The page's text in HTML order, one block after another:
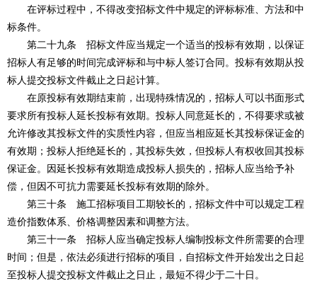
在评标过程中，不得改变招标文件中规定的评标标准、方法和中
标条件。
第二十九条 招标文件应当规定一个适当的投标有效期，以保证
招标人有足够的时间完成评标和与中标人签订合同。投标有效期从投
标人提交投标文件截止之日起计算。
在原投标有效期结束前，出现特殊情况的，招标人可以书面形式
要求所有投标人延长投标有效期。投标人同意延长的，不得要求或被
允许修改其投标文件的实质性内容，但应当相应延长其投标保证金的
有效期；投标人拒绝延长的，其投标失效，但投标人有权收回其投标
保证金。因延长投标有效期造成投标人损失的，招标人应当给予补
偿，但因不可抗力需要延长投标有效期的除外。
第三十条 施工招标项目工期较长的，招标文件中可以规定工程
造价指数体系、价格调整因素和调整方法。
第三十一条 招标人应当确定投标人编制投标文件所需要的合理
时间；但是，依法必须进行招标的项目，自招标文件开始发出之日起
至投标人提交投标文件截止之日止，最短不得少于二十日。